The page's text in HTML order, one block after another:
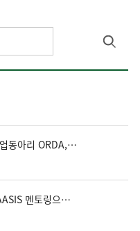
[대학혁신지원사업 소식지 Vol.22] 창업동아리 ORDA, 아이디어를 현실로 만드는 이화의 창업 사다리
[대학혁신지원사업 소식지 Vol.22] EAASIS 멘토링으로 글로벌 역량 UP!